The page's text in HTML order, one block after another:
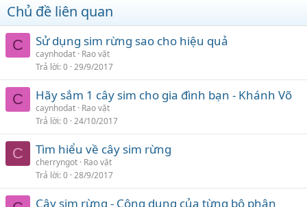
Chủ đề liên quan
C Sử dụng sim rừng sao cho hiệu quả
caynhodat Rao vặt
Trả lời 0 29/9/2017
C Hãy sắm 1 cây sim cho gia đình bạn - Khánh Võ
caynhodat Rao vặt
Trả lời 0 24/10/2017
C Tìm hiểu về cây sim rừng
cherryngot Rao vặt
Trả lời 0 28/9/2017
Cây sim rừng - Công dụng của từng bộ phận